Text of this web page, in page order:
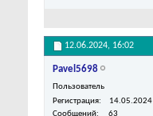
12.06.2024, 16:02
Pavel5698
Пользователь
Регистрация
14.05.2024